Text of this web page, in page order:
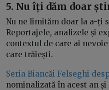
5. Nu îți dăm doar
Nu ne limităm doar la a-ți
Reportajele, analizele și
contextul de care ai
care trăiești.
Seria Biancăi Felseghi
nominalizată în acest an